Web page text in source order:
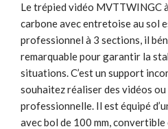
Le trépied vidéo MVTTWINGC
carbone avec entretoise au sol
professionnel à 3 sections, il
remarquable pour garantir la
situations. C’est un support
souhaitez réaliser des vidéos
professionnelle. Il est équipé
avec bol de 100 mm, convertible